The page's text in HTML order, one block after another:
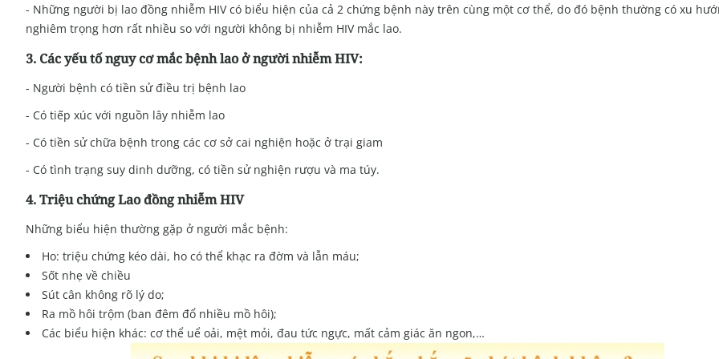
- Những người bị lao đồng nhiễm HIV có biểu hiện của cả 2 chứng bệnh này trên cùng một cơ thể, do đó bệnh thường có xu
nghiêm trọng hơn rất nhiều so với người không bị nhiễm HIV mắc lao.
3. Các yếu tố nguy cơ mắc bệnh lao ở người nhiễm HIV:
- Người bệnh có tiền sử điều trị bệnh lao
- Có tiếp xúc với nguồn lây nhiễm lao
- Có tiền sử chữa bệnh trong các cơ sở cai nghiện hoặc ở trại giam
- Có tình trạng suy dinh dưỡng, có tiền sử nghiện rượu và ma túy.
4. Triệu chứng Lao đồng nhiễm HIV
Những biểu hiện thường gặp ở người mắc bệnh:
Ho: triệu chứng kéo dài, ho có thể khạc ra đờm và lẫn máu;
Sốt nhẹ về chiều
Sút cân không rõ lý do;
Ra mồ hôi trộm (ban đêm đổ nhiều mồ hôi);
Các biểu hiện khác: cơ thể uể oải, mệt mỏi, đau tức ngực, mất cảm giác ăn ngon,…